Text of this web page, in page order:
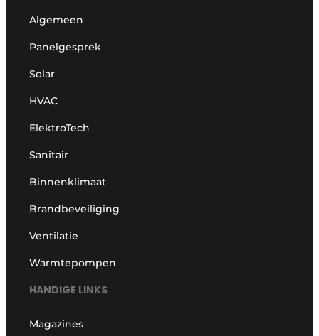
Algemeen
Panelgesprek
Solar
HVAC
ElektroTech
Sanitair
Binnenklimaat
Brandbeveiliging
Ventilatie
Warmtepompen
HANDIGE LINKS
Magazines